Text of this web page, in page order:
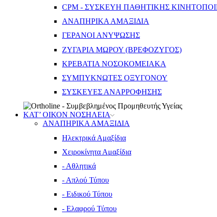
CPM - ΣΥΣΚΕΥΗ ΠΑΘΗΤΙΚΗΣ
ΑΝΑΠΗΡΙΚΑ ΑΜΑΞΙΔΙΑ
ΓΕΡΑΝΟΙ ΑΝΥΨΩΣΗΣ
ΖΥΓΑΡΙΑ ΜΩΡΟΥ (ΒΡΕΦΟΖΥΓΟΣ)
ΚΡΕΒΑΤΙΑ ΝΟΣΟΚΟΜΕΙΑΚΑ
ΣΥΜΠΥΚΝΩΤΕΣ ΟΞΥΓΟΝΟΥ
ΣΥΣΚΕΥΕΣ ΑΝΑΡΡΟΦΗΣΗΣ
ΚΑΤ’ ΟΙΚΟΝ ΝΟΣΗΛΕΙΑ
ΑΝΑΠΗΡΙΚΑ ΑΜΑΞΙΔΙΑ
Ηλεκτρικά Αμαξίδια
Χειροκίνητα Αμαξίδια
- Αθλητικά
- Απλού Τύπου
- Ειδικού Τύπου
- Ελαφρού Τύπου